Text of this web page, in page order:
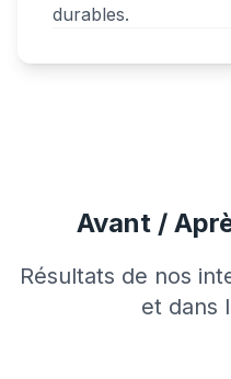
durables.
Avant /
Résultats de nos
et dans